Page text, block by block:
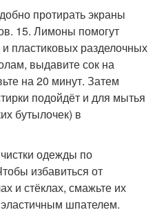
протирать экраны
15. Лимоны помогут
пластиковых разделочных
выдавите сок на
на 20 минут. Затем
подойдёт и для мытья
бутылочек) в
одежды по
избавиться от
и стёклах, смажьте их
шпателем.